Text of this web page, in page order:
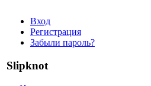
Вход
Регистрация
Забыли пароль?
Slipknot